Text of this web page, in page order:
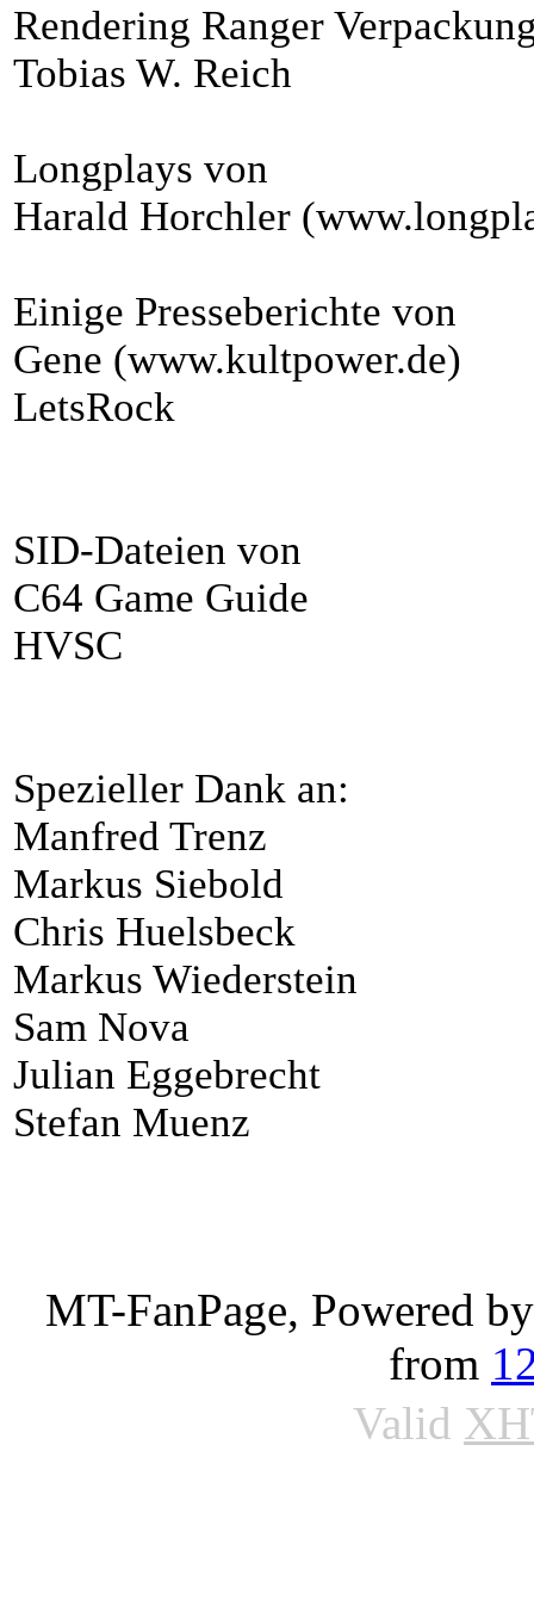
Rendering Ranger
Tobias W. Reich
Longplays von
Harald Horchler
Einige Presseberichte von
Gene (www.kultpower.de)
LetsRock
SID-Dateien von
C64 Game Guide
HVSC
Spezieller Dank an:
Manfred Trenz
Markus Siebold
Chris Huelsbeck
Markus Wiederstein
Sam Nova
Julian Eggebrecht
Stefan Muenz
MT-FanPage, Powered
from
Valid